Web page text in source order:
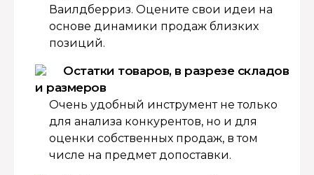
Ваилдберриз. Оцените свои идеи на
основе динамики продаж близких
позиций.
Остатки товаров, в разрезе складов
и размеров
Очень удобный инструмент не только
для анализа конкурентов, но и для
оценки собственных продаж, в том
числе на предмет допоставки.